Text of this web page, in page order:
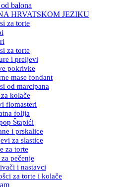
balona
HRVATSKOM JEZIKU
za torte
za torte
i preljevi
pokrivke
mase fondant
od marcipana
kolače
flomasteri
folija
Štapići
i prskalice
za slastice
za torte
pečenje
i nastavci
za torte i kolače